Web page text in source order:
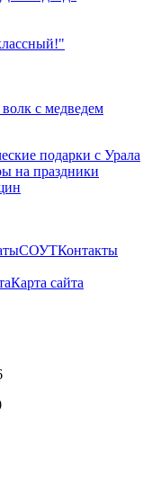
с медведем
подарки с Урала
на праздники
СОУТКонтакты
Карта сайта